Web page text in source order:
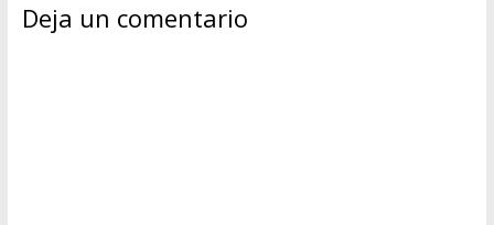
Deja un comentario